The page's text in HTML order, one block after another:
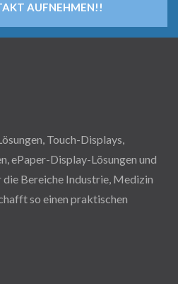
AUFNEHMEN!!
Touch-Displays,
ePaper-Display-Lösungen und
Bereiche Industrie, Medizin
so einen praktischen